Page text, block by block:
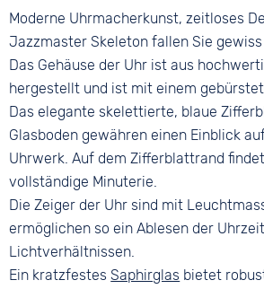
Farbe
Silber
Ziffern
Keine
Material
Edelstahl
Bandschließe
Faltschließe
Moderne Uhrmacherkunst, zeitloses
Jazzmaster Skeleton fallen Sie
Das Gehäuse der Uhr ist aus
hergestellt und ist mit einem
Das elegante skelettierte, blaue
Glasboden gewähren einen Einblick
Uhrwerk. Auf dem Zifferblattrand
vollständige Minuterie.
Die Zeiger der Uhr sind mit
ermöglichen so ein Ablesen der
Lichtverhältnissen.
Ein kratzfestesSaphirglas bietet